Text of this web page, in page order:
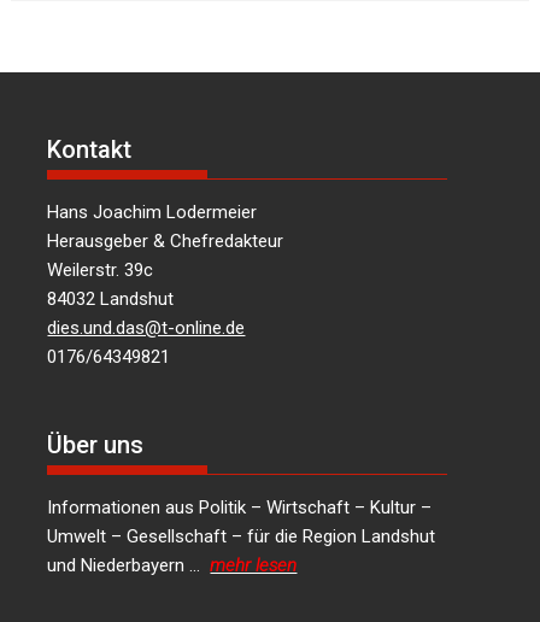
Kontakt
Hans Joachim Lodermeier
Herausgeber & Chefredakteur
Weilerstr. 39c
84032 Landshut
dies.und.das@t-online.de
0176/64349821
Über uns
Informationen aus Politik – Wirtschaft – Kultur –
Umwelt – Gesellschaft – für die Region Landshut
und Niederbayern …mehr lesen